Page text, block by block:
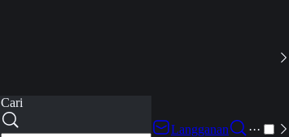
Cari
Langganan
···